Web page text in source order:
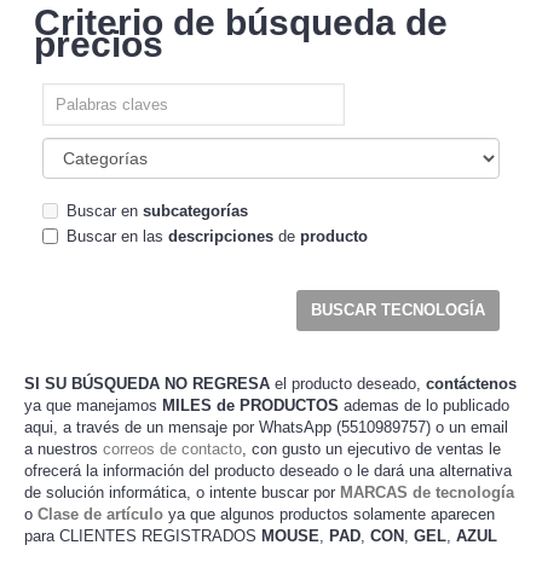
Criterio de búsqueda de
precios
Buscar en subcategorías
Buscar en las descripciones de producto
SI SU BÚSQUEDA NO REGRESA el producto deseado, contáctenos
ya que manejamos MILES de PRODUCTOS ademas de lo publicado
aqui, a través de un mensaje por WhatsApp (5510989757) o un email
a nuestros correos de contacto , con gusto un ejecutivo de ventas le
ofrecerá la información del producto deseado o le dará una alternativa
de solución informática, o intente buscar por MARCAS de tecnología
o Clase de artículo ya que algunos productos solamente aparecen
para CLIENTES REGISTRADOS MOUSE PAD CON GEL AZUL